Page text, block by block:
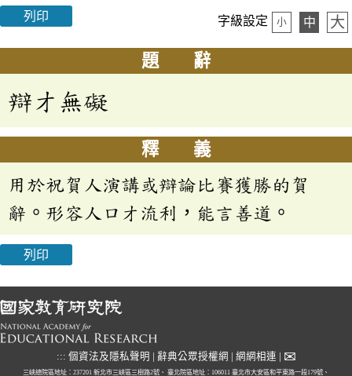
列印 字級設定 小 中 大
題 辭
辯才無礙
釋 義
用於祝賀人演講或辯論比賽獲勝的賀
辭。形容人口才流利，能言善道。
列印
::: 個資法及隱私聲明 辭典公眾授權網 網網相連 ✉
三峽總院區地址：237201 新北市三峽區三樹路2號、 臺北院區地址：106011 臺北市大安區和平東路一段179號、